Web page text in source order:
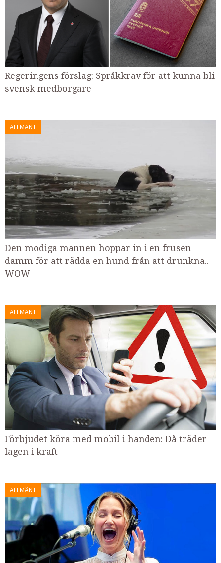
Regeringens förslag: Språkkrav för att kunna bli
svensk medborgare
ALLMÄNT
Den modiga mannen hoppar in i en frusen
damm för att rädda en hund från att drunkna..
WOW
ALLMÄNT
Förbjudet köra med mobil i handen: Då träder
lagen i kraft
ALLMÄNT